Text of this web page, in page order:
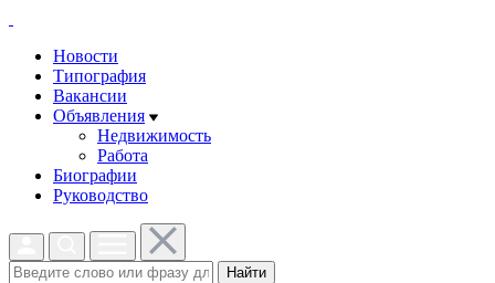
Новости
Типография
Вакансии
Объявления
Недвижимость
Работа
Биографии
Руководство
Найти